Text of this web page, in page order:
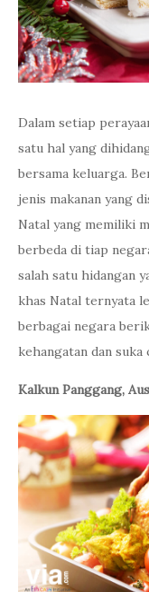
Dalam setiap
satu hal yang
bersama keluarga.
jenis makanan yang
Natal yang memiliki
berbeda di tiap
salah satu hidangan
khas Natal ternyata
berbagai negara
kehangatan dan suka
Kalkun Panggang,